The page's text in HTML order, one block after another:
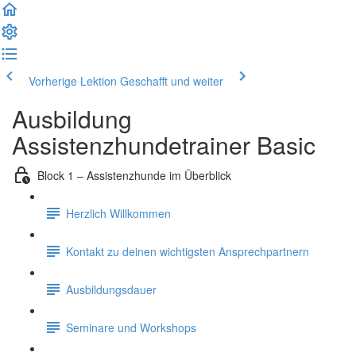
Vorherige Lektion Geschafft und weiter
Ausbildung
Assistenzhundetrainer Basic
Block 1 – Assistenzhunde im Überblick
Herzlich Willkommen
Kontakt zu deinen wichtigsten Ansprechpartnern
Ausbildungsdauer
Seminare und Workshops